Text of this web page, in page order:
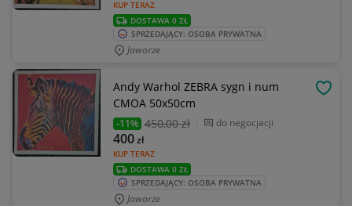
KUP TERAZ
DOSTAWA 0 ZŁ
SPRZEDAJĄCY: OSOBA PRYWATNA
Jaworze
Andy Warhol ZEBRA sygn i num
CMOA 50x50cm
-11% 450,00 zł do negocjacji
KUP TERAZ
400zł
DOSTAWA 0 ZŁ
SPRZEDAJĄCY: OSOBA PRYWATNA
Jaworze